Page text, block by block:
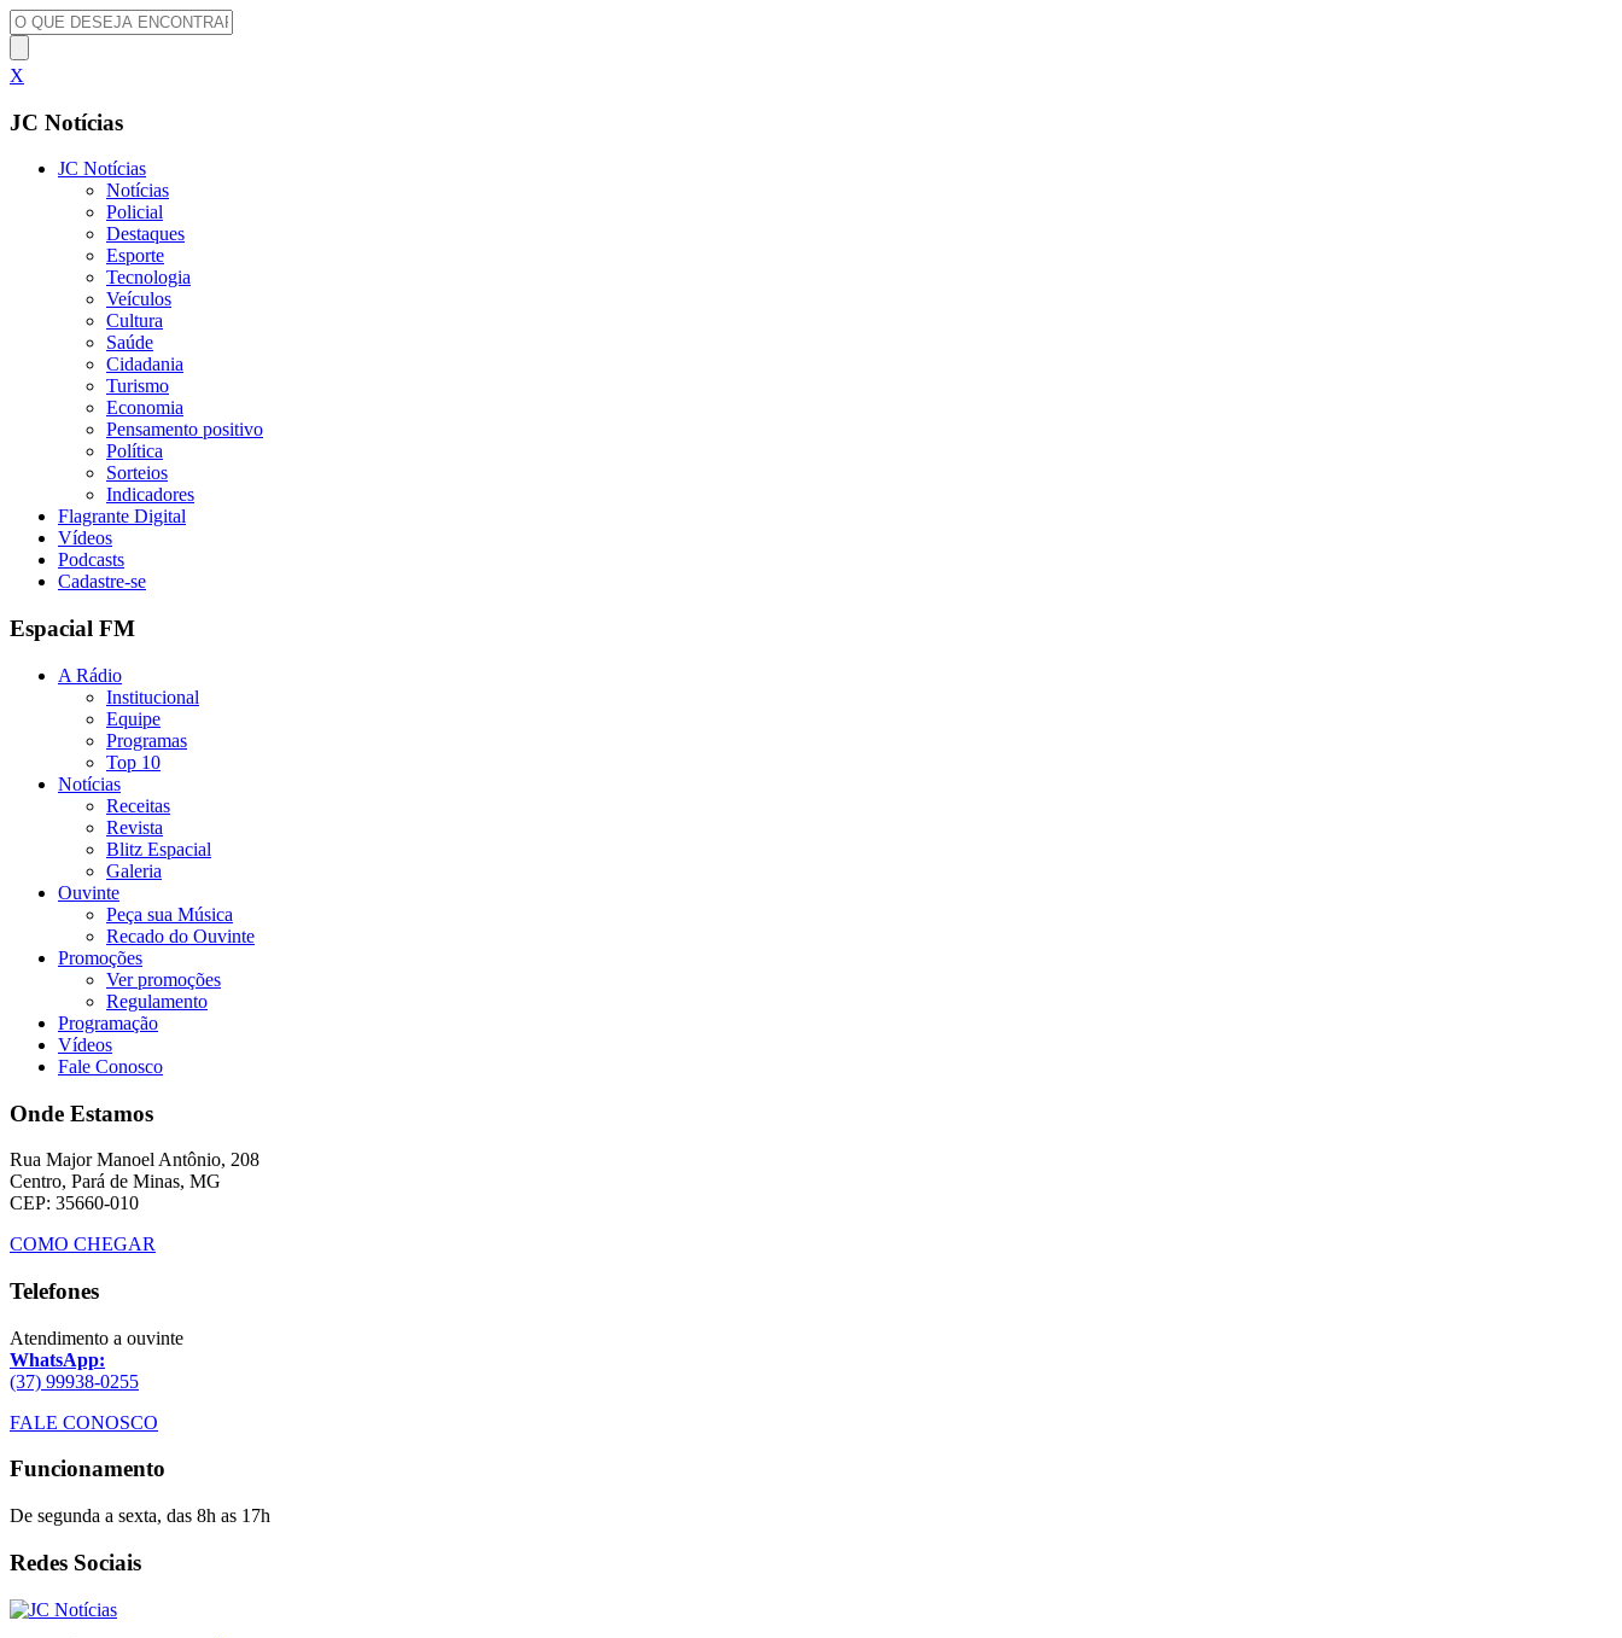
X
JC Notícias
JC Notícias
Notícias
Policial
Destaques
Esporte
Tecnologia
Veículos
Cultura
Saúde
Cidadania
Turismo
Economia
Pensamento positivo
Política
Sorteios
Indicadores
Flagrante Digital
Vídeos
Podcasts
Cadastre-se
Espacial FM
A Rádio
Institucional
Equipe
Programas
Top 10
Notícias
Receitas
Revista
Blitz Espacial
Galeria
Ouvinte
Peça sua Música
Recado do Ouvinte
Promoções
Ver promoções
Regulamento
Programação
Vídeos
Fale Conosco
Onde Estamos
Rua Major Manoel Antônio, 208
Centro, Pará de Minas, MG
CEP: 35660-010
COMO CHEGAR
Telefones
Atendimento a ouvinte
WhatsApp:
(37) 99938-0255
FALE CONOSCO
Funcionamento
De segunda a sexta, das 8h as 17h
Redes Sociais